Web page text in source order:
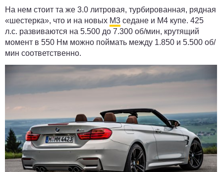
На нем стоит та же 3.0 литровая, турбированная, рядная
«шестерка», что и на новых M3 седане и M4 купе. 425
л.с. развиваются на 5.500 до 7.300 об/мин, крутящий
момент в 550 Нм можно поймать между 1.850 и 5.500 об/
мин соответственно.